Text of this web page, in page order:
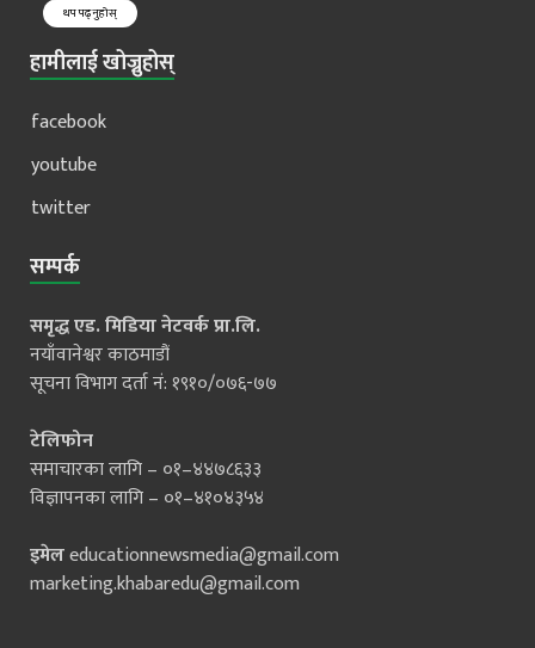
थप पढ्नुहोस्
हामीलाई खोज्नुहोस्
facebook
youtube
twitter
सम्पर्क
समृद्ध एड. मिडिया नेटवर्क प्रा.लि.
नयाँवानेश्वर काठमाडौं
सूचना विभाग दर्ता नं: १९१०/०७६-७७
टेलिफोन
समाचारका लागि – ०१–४४७८६३३
विज्ञापनका लागि – ०१–४१०४३५४
इमेलeducationnewsmedia@gmail.com
marketing.khabaredu@gmail.com